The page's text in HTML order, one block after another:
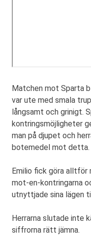
Matchen mot Sparta
var ute med smala
långsamt och grinigt.
kontringsmöjligheter
man på djupet och
botemedel mot detta.
Emilio fick göra alltför
mot-en-kontringarna
utnyttjade sina lägen
Herrarna slutade inte
siffrorna rätt jämna.